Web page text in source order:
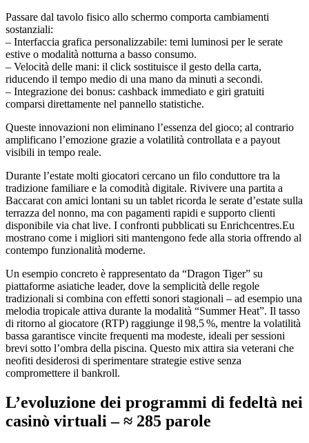
Passare dal tavolo fisico allo schermo comporta cambiamenti
sostanziali:
– Interfaccia grafica personalizzabile: temi luminosi per le serate
estive o modalità notturna a basso consumo.
– Velocità delle mani: il click sostituisce il gesto della carta,
riducendo il tempo medio di una mano da minuti a secondi.
– Integrazione dei bonus: cashback immediato e giri gratuiti
comparsi direttamente nel pannello statistiche.
Queste innovazioni non eliminano l’essenza del gioco; al contrario
amplificano l’emozione grazie a volatilità controllata e a payout
visibili in tempo reale.
Durante l’estate molti giocatori cercano un filo conduttore tra la
tradizione familiare e la comodità digitale. Rivivere una partita a
Baccarat con amici lontani su un tablet ricorda le serate d’estate sulla
terrazza del nonno, ma con pagamenti rapidi e supporto clienti
disponibile via chat live. I confronti pubblicati su Enrichcentres.Eu
mostrano come i migliori siti mantengono fede alla storia offrendo al
contempo funzionalità moderne.
Un esempio concreto è rappresentato da “Dragon Tiger” su
piattaforme asiatiche leader, dove la semplicità delle regole
tradizionali si combina con effetti sonori stagionali – ad esempio una
melodia tropicale attiva durante la modalità “Summer Heat”. Il tasso
di ritorno al giocatore (RTP) raggiunge il 98,5 %, mentre la volatilità
bassa garantisce vincite frequenti ma modeste, ideali per sessioni
brevi sotto l’ombra della piscina. Questo mix attira sia veterani che
neofiti desiderosi di sperimentare strategie estive senza
compromettere il bankroll.
L’evoluzione dei programmi di fedeltà nei
casinò virtuali – ≈ 285 parole